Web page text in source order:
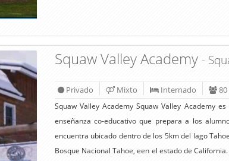
Squaw Valley Academy -
Privado Mixto Internado 80
Squaw Valley Academy Squaw Valley Academy
enseñanza co-educativo que prepara a los
encuentra ubicado dentro de los 5km del lago
Bosque Nacional Tahoe, een el estado de